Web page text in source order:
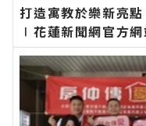
打造寓教於樂新亮
∣花蓮新聞網官方
聞報導 最新的在地